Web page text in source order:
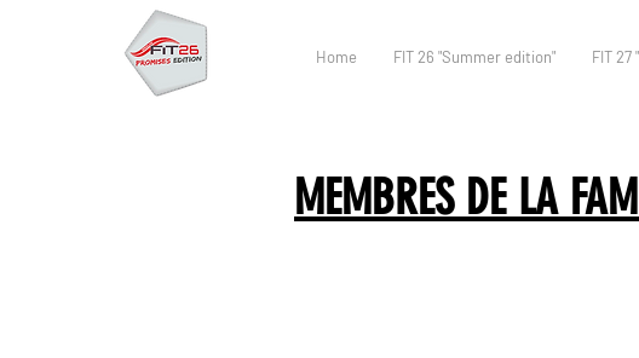
Home FIT 26 "Summer edition" FIT 27
MEMBRES DE LA